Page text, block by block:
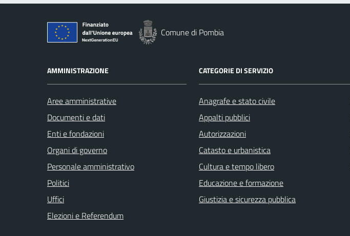
Comune di Pombia
AMMINISTRAZIONE
Aree amministrative
Documenti e dati
Enti e fondazioni
Organi di governo
Personale amministrativo
Politici
Uffici
Elezioni e Referendum
CATEGORIE DI SERVIZIO
Anagrafe e stato civile
Appalti pubblici
Autorizzazioni
Catasto e urbanistica
Cultura e tempo libero
Educazione e formazione
Giustizia e sicurezza pubblica